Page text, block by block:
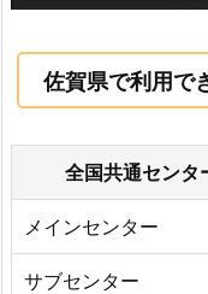
佐賀県で利用で
全国共通センタ
メインセンター
サブセンター